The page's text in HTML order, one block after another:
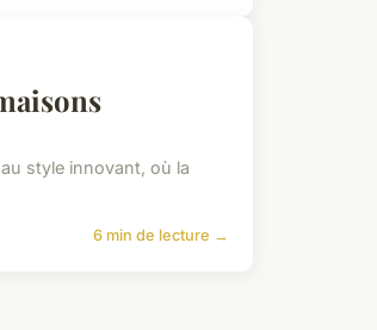
style innovant, où la
6 min de lecture →